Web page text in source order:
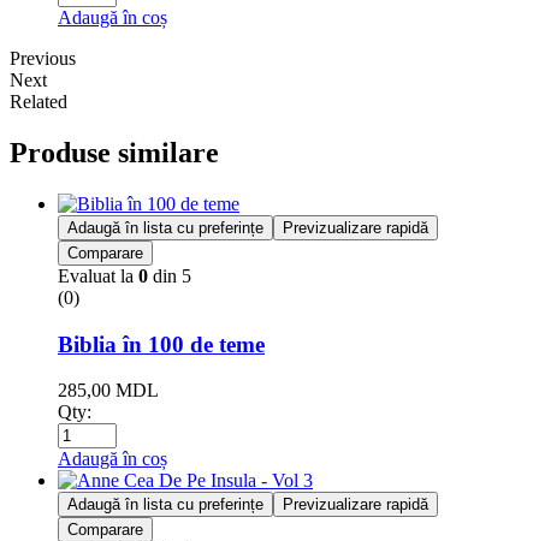
Adaugă în coș
Previous
Next
Related
Produse similare
Adaugă în lista cu preferințe
Previzualizare rapidă
Comparare
Evaluat la 0 din 5
(0)
Biblia în 100 de teme
285,00 MDL
Qty:
Adaugă în coș
Adaugă în lista cu preferințe
Previzualizare rapidă
Comparare